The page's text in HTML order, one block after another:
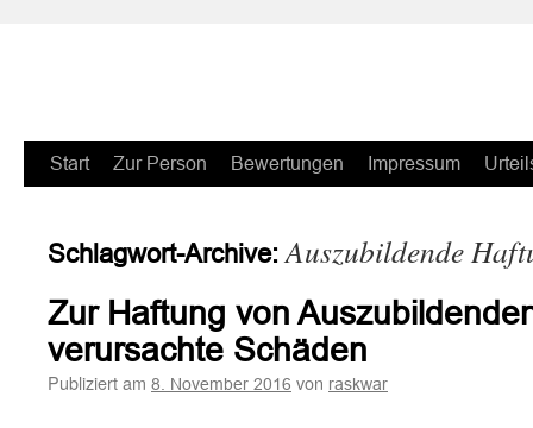
Zum
springen
Start Zur Person Bewertungen Impressum
Schlagwort-Archive:Auszubildende
Zur Haftung von
verursachte Schäden
Publiziert am 8. November 2016 von raskwar